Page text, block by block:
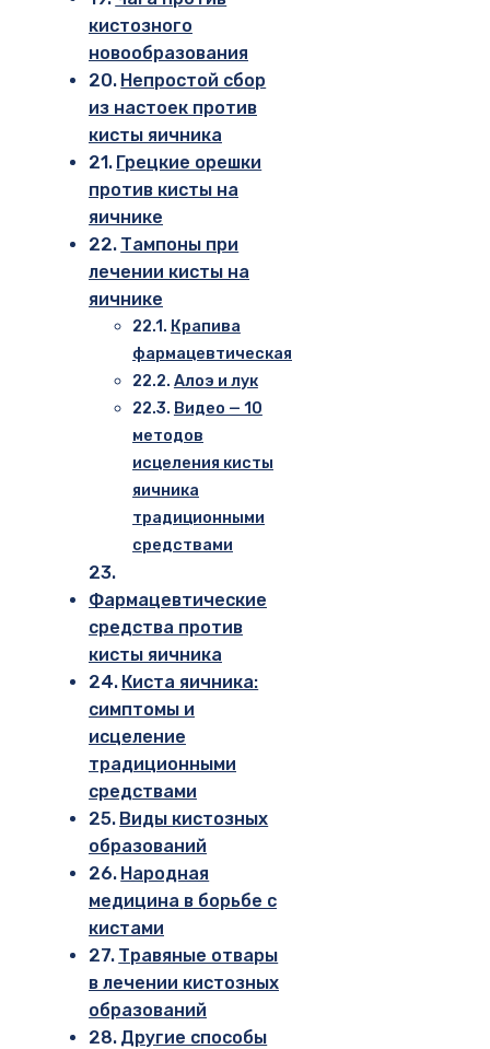
кистозного
новообразования
Непростой сбор
из настоек против
кисты яичника
Грецкие орешки
против кисты на
яичнике
Тампоны при
лечении кисты на
яичнике
Крапива
фармацевтическая
Алоэ и лук
Видео — 10
методов
исцеления кисты
яичника
традиционными
средствами
Фармацевтические
средства против
кисты яичника
Киста яичника:
симптомы и
исцеление
традиционными
средствами
Виды кистозных
образований
Народная
медицина в борьбе с
кистами
Травяные отвары
в лечении кистозных
образований
Другие способы